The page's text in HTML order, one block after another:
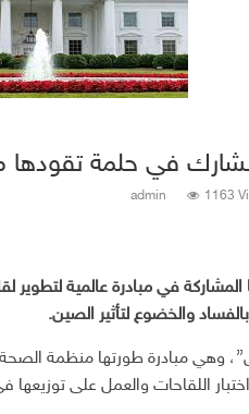
في حلمة تقودها
admin 1163
المشاركة في مبادرة عالمية
والخضوع لتأثير الصين.
وهي مبادرة طورتها منظمة الصحة
اللقاحات والعمل على توزيعها